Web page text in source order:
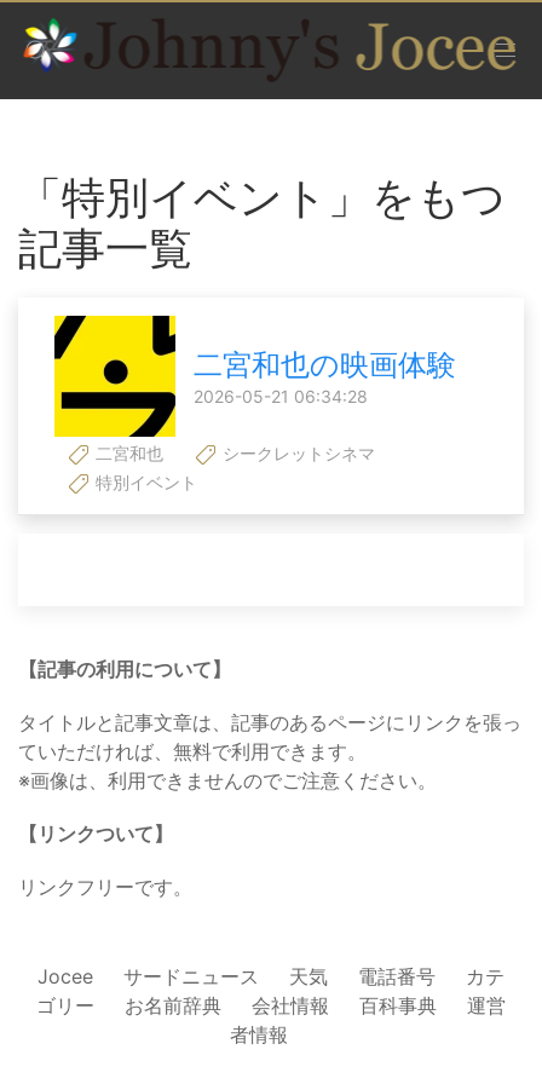
「特別イベント」をもつ
記事一覧
二宮和也の映画体験
2026-05-21 06:34:28
二宮和也
シークレットシネマ
特別イベント
【記事の利用について】
タイトルと記事文章は、記事のあるページにリンクを張っ
ていただければ、無料で利用できます。
※画像は、利用できませんのでご注意ください。
【リンクついて】
リンクフリーです。
Jocee サードニュース 天気 電話番号
カテ
ゴリー
お名前辞典 会社情報 百科事典
運営
者情報